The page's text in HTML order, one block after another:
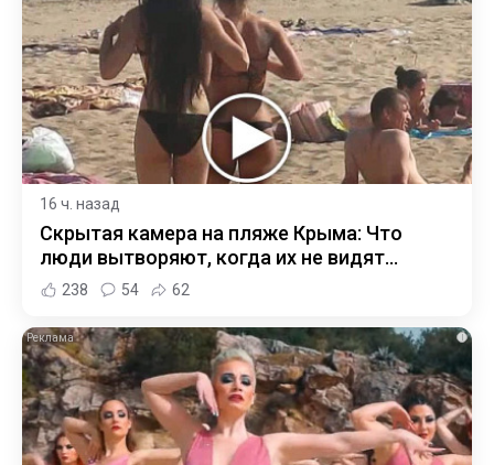
16 ч. назад
Скрытая камера на пляже Крыма: Что
люди вытворяют, когда их не видят...
238 54 62
i